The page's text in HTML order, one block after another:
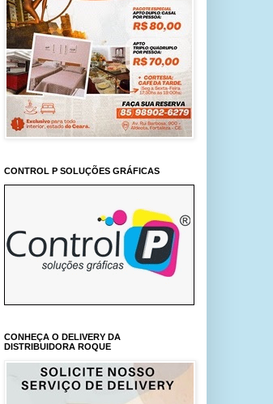
CONTROL P SOLUÇÕES GRÁFICAS
CONHEÇA O DELIVERY DA
DISTRIBUIDORA ROQUE